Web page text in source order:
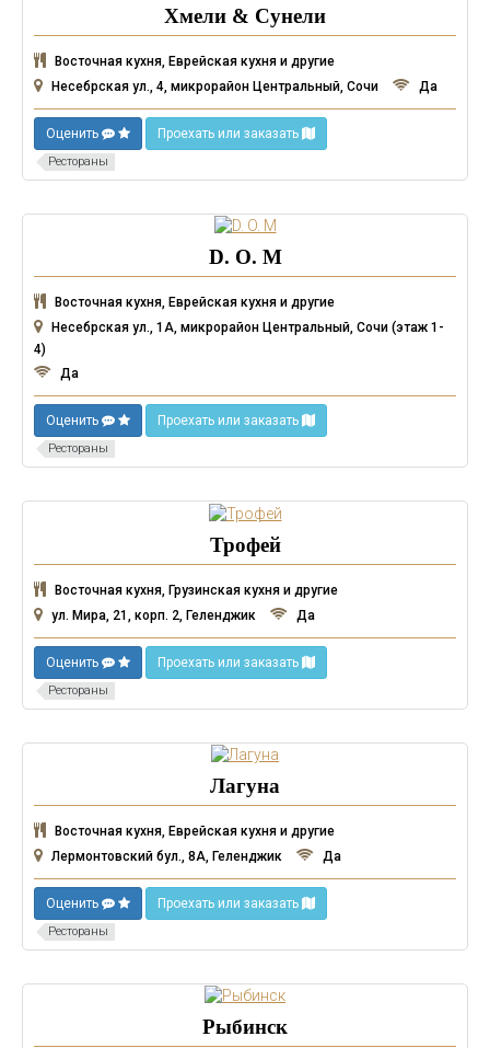
Хмели & Сунели
Восточная кухня, Еврейская кухня и другие
Несебрская ул., 4, микрорайон Центральный, Сочи
Да
Оценить Проехать или заказать
Рестораны
D. O. M
Восточная кухня, Еврейская кухня и другие
Несебрская ул., 1А, микрорайон Центральный, Сочи (этаж 1-
4)
Да
Оценить Проехать или заказать
Рестораны
Трофей
Восточная кухня, Грузинская кухня и другие
ул. Мира, 21, корп. 2, Геленджик
Да
Оценить Проехать или заказать
Рестораны
Лагуна
Восточная кухня, Еврейская кухня и другие
Лермонтовский бул., 8А, Геленджик
Да
Оценить Проехать или заказать
Рестораны
Рыбинск